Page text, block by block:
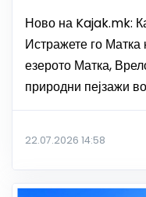
Ново на Kajak.mk:
Истражете го Матка
езерото Матка,
природни пејзажи
22.07.2026 14:58